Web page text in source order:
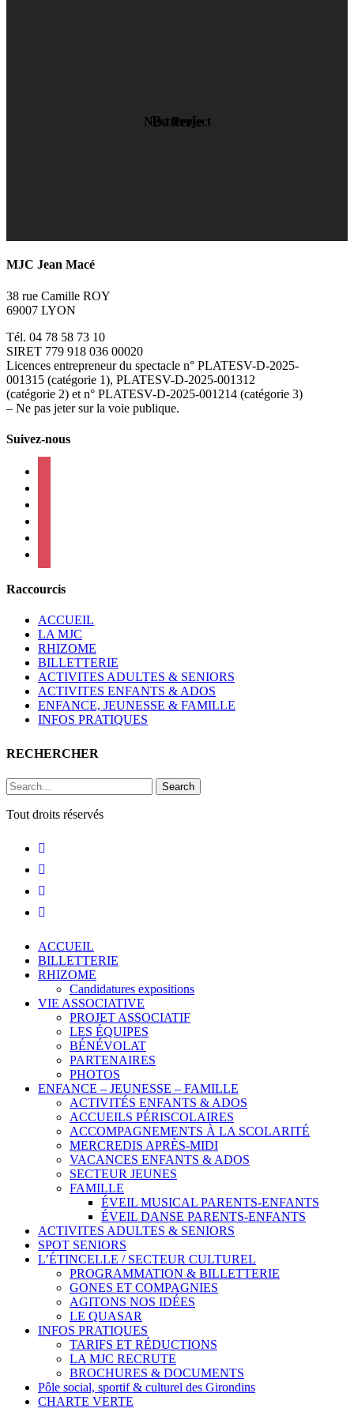
Next Project
Batterie
MJC Jean Macé
38 rue Camille ROY
69007 LYON
Tél. 04 78 58 73 10
SIRET 779 918 036 00020
Licences entrepreneur du spectacle n° PLATESV-D-2025-
001315 (catégorie 1), PLATESV-D-2025-001312
(catégorie 2) et n° PLATESV-D-2025-001214 (catégorie 3)
– Ne pas jeter sur la voie publique.
Suivez-nous
Raccourcis
ACCUEIL
LA MJC
RHIZOME
BILLETTERIE
ACTIVITES ADULTES & SENIORS
ACTIVITES ENFANTS & ADOS
ENFANCE, JEUNESSE & FAMILLE
INFOS PRATIQUES
RECHERCHER
Search
Tout droits réservés
ACCUEIL
BILLETTERIE
RHIZOME
Candidatures expositions
VIE ASSOCIATIVE
PROJET ASSOCIATIF
LES ÉQUIPES
BÉNÉVOLAT
PARTENAIRES
PHOTOS
ENFANCE – JEUNESSE – FAMILLE
ACTIVITÉS ENFANTS & ADOS
ACCUEILS PÉRISCOLAIRES
ACCOMPAGNEMENTS À LA SCOLARITÉ
MERCREDIS APRÈS-MIDI
VACANCES ENFANTS & ADOS
SECTEUR JEUNES
FAMILLE
ÉVEIL MUSICAL PARENTS-ENFANTS
ÉVEIL DANSE PARENTS-ENFANTS
ACTIVITES ADULTES & SENIORS
SPOT SENIORS
L’ÉTINCELLE / SECTEUR CULTUREL
PROGRAMMATION & BILLETTERIE
GONES ET COMPAGNIES
AGITONS NOS IDÉES
LE QUASAR
INFOS PRATIQUES
TARIFS ET RÉDUCTIONS
LA MJC RECRUTE
BROCHURES & DOCUMENTS
Pôle social, sportif & culturel des Girondins
CHARTE VERTE